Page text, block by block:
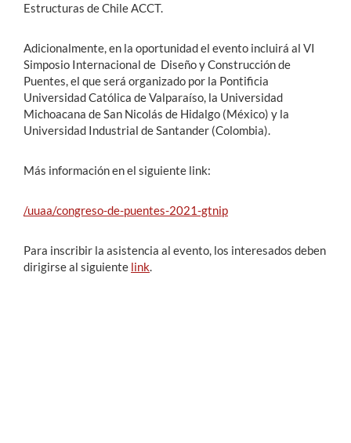
Estructuras de Chile ACCT.
Adicionalmente, en la oportunidad el evento incluirá al VI
Simposio Internacional de Diseño y Construcción de
Puentes, el que será organizado por la Pontificia
Universidad Católica de Valparaíso, la Universidad
Michoacana de San Nicolás de Hidalgo (México) y la
Universidad Industrial de Santander (Colombia).
Más información en el siguiente link:
/uuaa/congreso-de-puentes-2021-gtnip
Para inscribir la asistencia al evento, los interesados deben
dirigirse al siguiente link.